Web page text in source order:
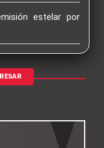
estelar por